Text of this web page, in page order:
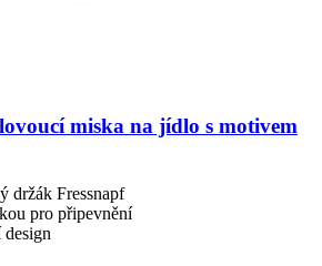
miska na jídlo s motivem
držák Fressnapf
pro připevnění